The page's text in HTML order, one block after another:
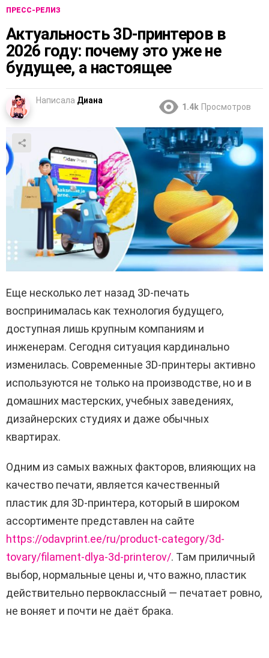
ПРЕСС-РЕЛИЗ
Актуальность 3D-принтеров в
2026 году: почему это уже не
будущее, а настоящее
Написала Диана
1.4k Просмотров
Еще несколько лет назад 3D-печать
воспринималась как технология будущего,
доступная лишь крупным компаниям и
инженерам. Сегодня ситуация кардинально
изменилась. Современные 3D-принтеры активно
используются не только на производстве, но и в
домашних мастерских, учебных заведениях,
дизайнерских студиях и даже обычных
квартирах.
Одним из самых важных факторов, влияющих на
качество печати, является качественный
пластик для 3D-принтера, который в широком
ассортименте представлен на сайте
https://odavprint.ee/ru/product-category/3d-
tovary/filament-dlya-3d-printerov/. Там приличный
выбор, нормальные цены и, что важно, пластик
действительно первоклассный — печатает ровно,
не воняет и почти не даёт брака.